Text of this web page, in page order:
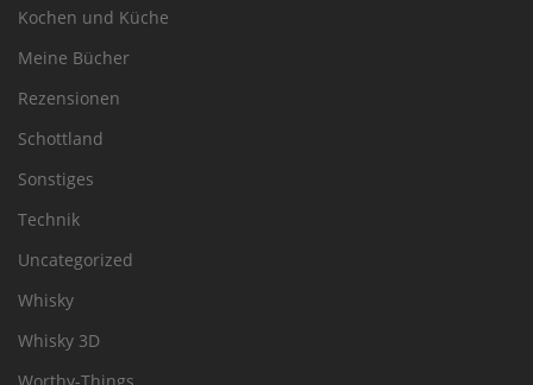
Kochen und Küche
Meine Bücher
Rezensionen
Schottland
Sonstiges
Technik
Uncategorized
Whisky
Whisky 3D